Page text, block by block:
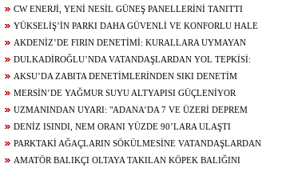
KISIRLAŞTIRMA HİZMETİ
CW ENERJİ, YENİ NESİL GÜNEŞ PANELLERİNİ TANITTI
YÜKSELİŞ’İN PARKI DAHA GÜVENLİ VE KONFORLU HALE
GELİYOR
AKDENİZ’DE FIRIN DENETİMİ: KURALLARA UYMAYAN
İŞLETMELERE CEZA
DULKADİROĞLU’NDA VATANDAŞLARDAN YOL TEPKİSİ:
"BİZ DEPREMDE BU KADAR ZARAR GÖRMEMİŞTİK"
AKSU’DA ZABITA DENETİMLERİNDEN SIKI DENETİM
MERSİN’DE YAĞMUR SUYU ALTYAPISI GÜÇLENİYOR
UZMANINDAN UYARI: "ADANA’DA 7 VE ÜZERİ DEPREM
RİSKİ GÖRÜNMÜYOR"
DENİZ ISINDI, NEM ORANI YÜZDE 90’LARA ULAŞTI
PARKTAKİ AĞAÇLARIN SÖKÜLMESİNE VATANDAŞLARDAN
TEPKİAMATÖR BALIKÇI OLTAYA TAKILAN KÖPEK BALIĞINI